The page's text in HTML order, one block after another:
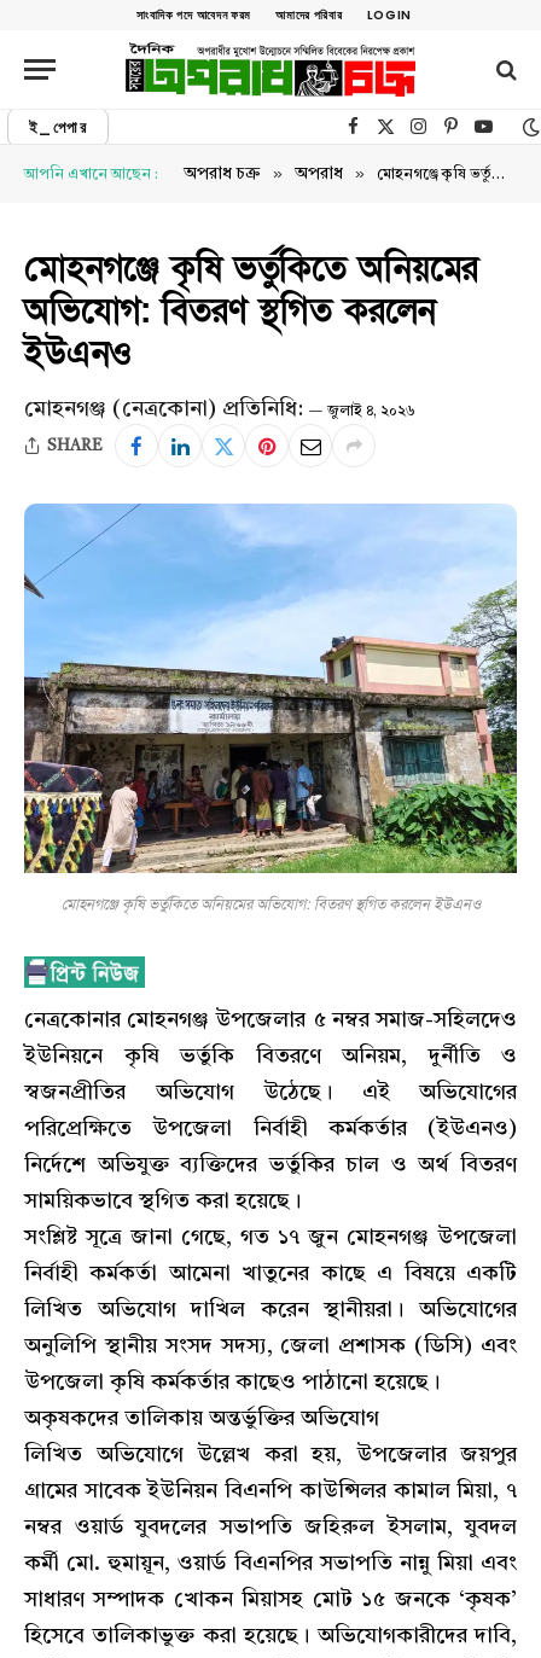
সাংবাদিক পদে আবেদন ফরম আমাদের পরিবার LOGIN
ই_পেপার Facebook
X (Twitter)Instagram
Pinterest
আপনি এখানে আছেন : অপরাধ চক্র » অপরাধ » মোহনগঞ্জে কৃষি ভর্তুকিতে অনিয়মের অভিযোগ: বিতরণ স্থগিত করলেন ইউএনও
মোহনগঞ্জে কৃষি ভর্তুকিতে অনিয়মের
অভিযোগ: বিতরণ স্থগিত করলেন
ইউএনও
মোহনগঞ্জ (নেত্রকোনা) প্রতিনিধি: জুলাই ৪, ২০২৬
SHARE
মোহনগঞ্জে কৃষি ভর্তুকিতে অনিয়মের অভিযোগ: বিতরণ স্থগিত করলেন ইউএনও
নেত্রকোনার মোহনগঞ্জ উপজেলার ৫ নম্বর সমাজ-সহিলদেও
ইউনিয়নে কৃষি ভর্তুকি বিতরণে অনিয়ম, দুর্নীতি ও
স্বজনপ্রীতির অভিযোগ উঠেছে। এই অভিযোগের
পরিপ্রেক্ষিতে উপজেলা নির্বাহী কর্মকর্তার (ইউএনও)
নির্দেশে অভিযুক্ত ব্যক্তিদের ভর্তুকির চাল ও অর্থ বিতরণ
সাময়িকভাবে স্থগিত করা হয়েছে।
​সংশ্লিষ্ট সূত্রে জানা গেছে, গত ১৭ জুন মোহনগঞ্জ উপজেলা
নির্বাহী কর্মকর্তা আমেনা খাতুনের কাছে এ বিষয়ে একটি
লিখিত অভিযোগ দাখিল করেন স্থানীয়রা। অভিযোগের
অনুলিপি স্থানীয় সংসদ সদস্য, জেলা প্রশাসক (ডিসি) এবং
উপজেলা কৃষি কর্মকর্তার কাছেও পাঠানো হয়েছে।
​অকৃষকদের তালিকায় অন্তর্ভুক্তির অভিযোগ
​লিখিত অভিযোগে উল্লেখ করা হয়, উপজেলার জয়পুর
গ্রামের সাবেক ইউনিয়ন বিএনপি কাউন্সিলর কামাল মিয়া, ৭
নম্বর ওয়ার্ড যুবদলের সভাপতি জহিরুল ইসলাম, যুবদল
কর্মী মো. হুমায়ূন, ওয়ার্ড বিএনপির সভাপতি নান্নু মিয়া এবং
সাধারণ সম্পাদক খোকন মিয়াসহ মোট ১৫ জনকে ‘কৃষক’
হিসেবে তালিকাভুক্ত করা হয়েছে। অভিযোগকারীদের দাবি,